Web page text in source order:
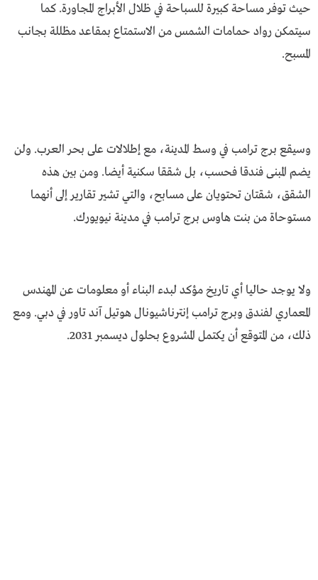
حيث توفر مساحة كبيرة للسباحة في ظلال الأبراج المجاورة. كما
سيتمكن رواد حمامات الشمس من الاستمتاع بمقاعد مظللة بجانب
المسبح.
وسيقع برج ترامب في وسط المدينة، مع إطلالات على بحر العرب. ولن
يضم المبنى فندقا فحسب، بل شققا سكنية أيضا. ومن بين هذه
الشقق، شقتان تحتويان على مسابح، والتي تشير تقارير إلى أنهما
مستوحاة من بنت هاوس برج ترامب في مدينة نيويورك.
ولا يوجد حاليا أي تاريخ مؤكد لبدء البناء أو معلومات عن المهندس
المعماري لفندق وبرج ترامب إنترناشيونال هوتيل آند تاور في دبي. ومع
ذلك، من المتوقع أن يكتمل المشروع بحلول ديسمبر 2031.